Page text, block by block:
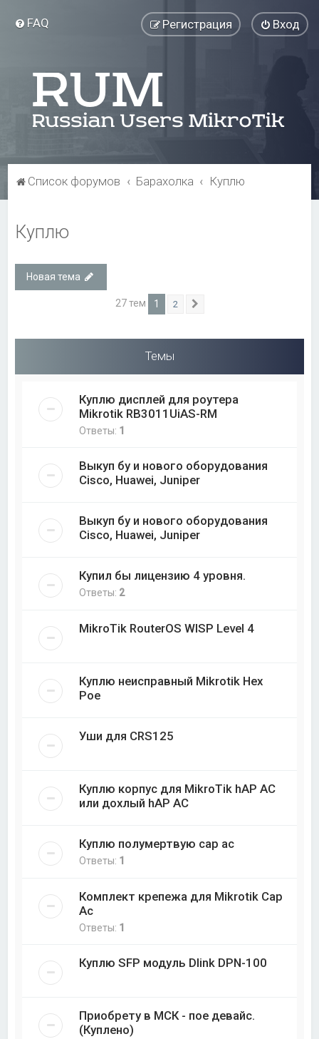
FAQ Вход
Регистрация
Список форумов Барахолка Куплю
Куплю
Новая тема
27 тем 1 2
Темы
Куплю дисплей для роутера
Mikrotik RB3011UiAS-RM
Ответы: 1
Выкуп бу и нового оборудования
Cisco, Huawei, Juniper
Выкуп бу и нового оборудования
Cisco, Huawei, Juniper
Купил бы лицензию 4 уровня.
Ответы: 2
MikroTik RouterOS WISP Level 4
Куплю неисправный Mikrotik Hex
Poe
Уши для CRS125
Куплю корпус для MikroTik hAP AC
или дохлый hAP AC
Куплю полумертвую cap ac
Ответы: 1
Комплект крепежа для Mikrotik Cap
Ac
Ответы: 1
Куплю SFP модуль Dlink DPN-100
Приобрету в МСК - пое девайс.
(Куплено)